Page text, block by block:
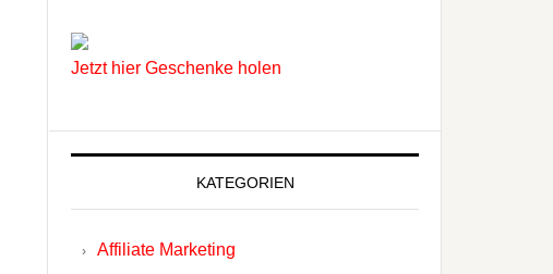
Jetzt hier Geschenke holen
KATEGORIEN
Affiliate Marketing